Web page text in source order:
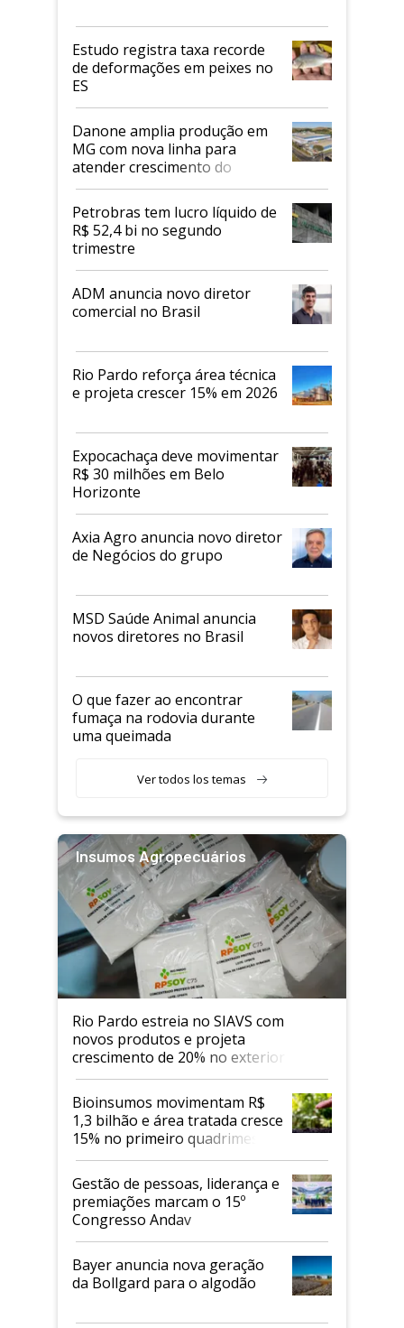
Estudo registra taxa recorde
de deformações em peixes no
ES
Danone amplia produção em
MG com nova linha para
atender crescimento do
mercado de alimentos
proteicos
Petrobras tem lucro líquido de
R$ 52,4 bi no segundo
trimestre
ADM anuncia novo diretor
comercial no Brasil
Rio Pardo reforça área técnica
e projeta crescer 15% em 2026
Expocachaça deve movimentar
R$ 30 milhões em Belo
Horizonte
Axia Agro anuncia novo diretor
de Negócios do grupo
MSD Saúde Animal anuncia
novos diretores no Brasil
O que fazer ao encontrar
fumaça na rodovia durante
uma queimada
Ver todos los temas
Insumos Agropecuários
Rio Pardo estreia no SIAVS com
novos produtos e projeta
crescimento de 20% no exterior
Bioinsumos movimentam R$
1,3 bilhão e área tratada cresce
15% no primeiro quadrimestre
de 2026
Gestão de pessoas, liderança e
premiações marcam o 15º
Congresso Andav
Bayer anuncia nova geração
da Bollgard para o algodão